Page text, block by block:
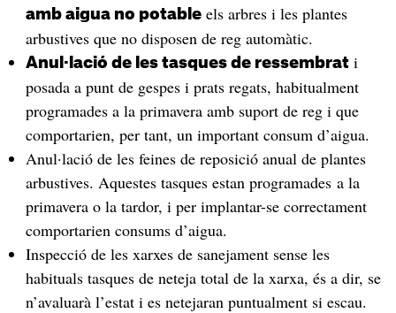
amb aigua no potableels arbres i les plantes
arbustives que no disposen de reg automàtic.
Anul·lació de les tasques de ressembrati
posada a punt de gespes i prats regats, habitualment
programades a la primavera amb suport de reg i que
comportarien, per tant, un important consum d’aigua.
Anul·lació de les feines de reposició anual de plantes
arbustives. Aquestes tasques estan programades a la
primavera o la tardor, i per implantar-se correctament
comportarien consums d’aigua.
Inspecció de les xarxes de sanejament sense les
habituals tasques de neteja total de la xarxa, és a dir, se
n’avaluarà l’estat i es netejaran puntualment si escau.